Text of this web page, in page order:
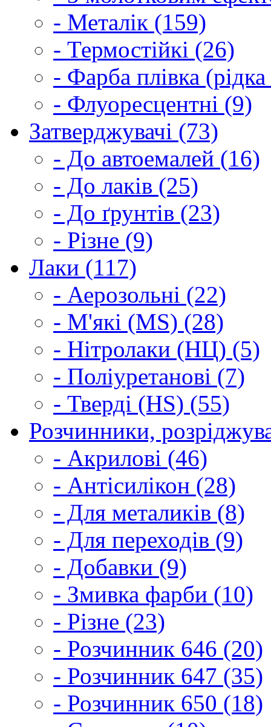
- Металік (159)
- Термостійкі (26)
- Фарба плівка
- Флуоресцентні (9)
Затверджувачі (73)
- До автоемалей (16)
- До лаків (25)
- До ґрунтів (23)
- Різне (9)
Лаки (117)
- Аерозольні (22)
- М'які (MS) (28)
- Нітролаки (НЦ) (5)
- Поліуретанові (7)
- Тверді (HS) (55)
Розчинники,
- Акрилові (46)
- Антісилікон (28)
- Для металиків (8)
- Для переходів (9)
- Добавки (9)
- Змивка фарби (10)
- Різне (23)
- Розчинник 646 (20)
- Розчинник 647 (35)
- Розчинник 650 (18)